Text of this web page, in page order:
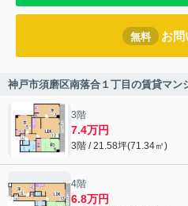
無料 お問
神戸市須磨区南落合１丁目の賃貸マン
3階
7.4万円
3階 / 21.58坪(71.34㎡)
4階
6.8万円